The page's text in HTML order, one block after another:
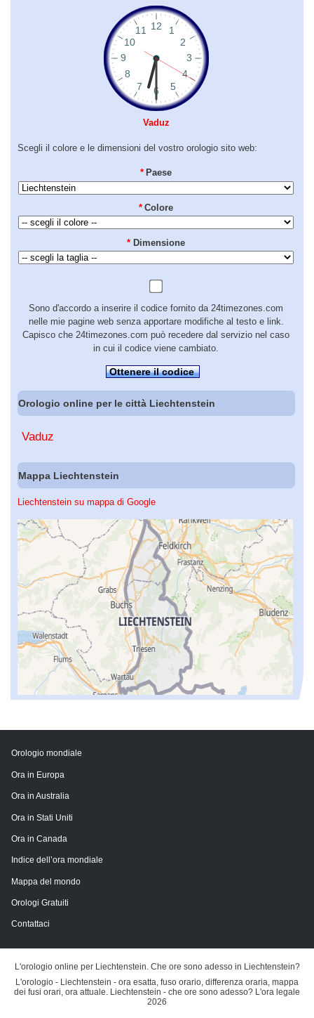
Vaduz
Scegli il colore e le dimensioni del vostro orologio sito web:
* Paese
* Colore
* Dimensione
Sono d'accordo a inserire il codice fornito da 24timezones.com
nelle mie pagine web senza apportare modifiche al testo e link.
Capisco che 24timezones.com può recedere dal servizio nel caso
in cui il codice viene cambiato.
Ottenere il codice
Orologio online per le città Liechtenstein
Vaduz
Mappa Liechtenstein
Liechtenstein su mappa di Google
Orologio mondiale
Ora in Europa
Ora in Australia
Ora in Stati Uniti
Ora in Canada
Indice dell’ora mondiale
Mappa del mondo
Orologi Gratuiti
Contattaci
L'orologio online per Liechtenstein. Che ore sono adesso in Liechtenstein?
L'orologio - Liechtenstein - ora esatta, fuso orario, differenza oraria, mappa
dei fusi orari, ora attuale. Liechtenstein - che ore sono adesso? L'ora legale
2026